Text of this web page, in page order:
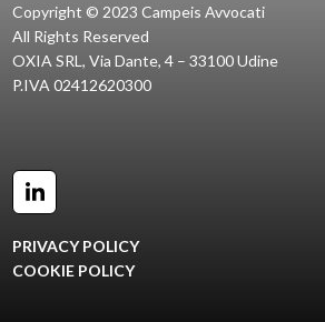
Copyright © 2023 Campeis Avvocati
All Rights Reserved
OXIA SRL, Via Dante, 4 – 33100 Udine
P.IVA 02412620300
LinkedIn
PRIVACY POLICY
COOKIE POLICY